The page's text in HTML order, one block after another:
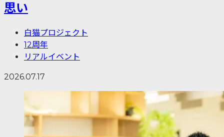
思い
白猫プロジェクト
12周年
リアルイベント
2026.07.17